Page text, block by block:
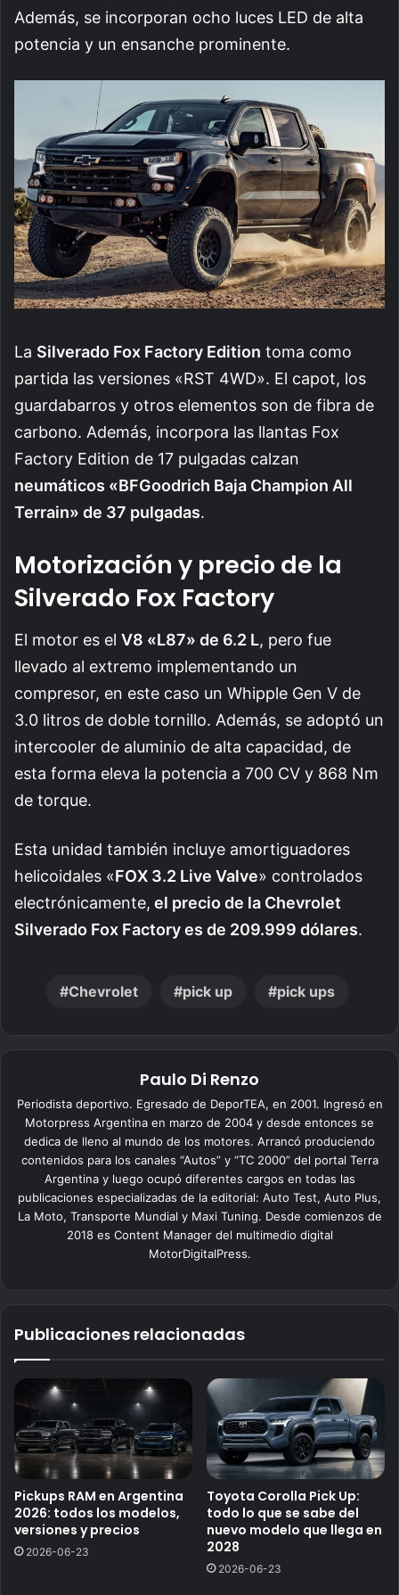
Además, se incorporan ocho luces LED de alta
potencia y un ensanche prominente.
La Silverado Fox Factory Edition toma como
partida las versiones «RST 4WD». El capot, los
guardabarros y otros elementos son de fibra de
carbono. Además, incorpora las llantas Fox
Factory Edition de 17 pulgadas calzan
neumáticos «BFGoodrich Baja Champion All
Terrain» de 37 pulgadas.
Motorización y precio de la
Silverado Fox Factory
El motor es el V8 «L87» de 6.2 L, pero fue
llevado al extremo implementando un
compresor, en este caso un Whipple Gen V de
3.0 litros de doble tornillo. Además, se adoptó un
intercooler de aluminio de alta capacidad, de
esta forma eleva la potencia a 700 CV y 868 Nm
de torque.
Esta unidad también incluye amortiguadores
helicoidales «FOX 3.2 Live Valve» controlados
electrónicamente, el precio de la Chevrolet
Silverado Fox Factory es de 209.999 dólares.
Chevrolet pick up pick ups
Paulo Di Renzo
Periodista deportivo. Egresado de DeporTEA, en 2001. Ingresó en
Motorpress Argentina en marzo de 2004 y desde entonces se
dedica de lleno al mundo de los motores. Arrancó produciendo
contenidos para los canales “Autos” y “TC 2000” del portal Terra
Argentina y luego ocupó diferentes cargos en todas las
publicaciones especializadas de la editorial: Auto Test, Auto Plus,
La Moto, Transporte Mundial y Maxi Tuning. Desde comienzos de
2018 es Content Manager del multimedio digital
MotorDigitalPress.
Publicaciones relacionadas
Pickups RAM en Argentina
2026: todos los modelos,
versiones y precios
2026-06-23
Toyota Corolla Pick Up:
todo lo que se sabe del
nuevo modelo que llega en
2028
2026-06-23